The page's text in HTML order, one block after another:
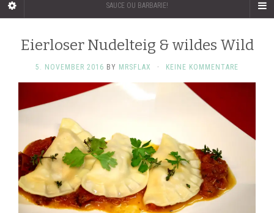
SAUCE OU BARBARIE!
Eierloser Nudelteig & wildes Wild
5. NOVEMBER 2016 BY MRSFLAX · KEINE KOMMENTARE